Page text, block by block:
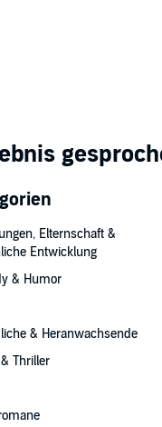
Elternschaft &
Entwicklung
& Humor
& Heranwachsende
Thriller